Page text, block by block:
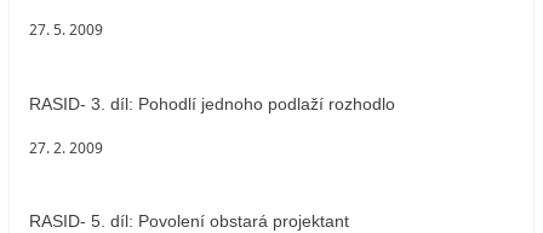
27. 5. 2009
RASID- 3. díl: Pohodlí jednoho podlaží rozhodlo
27. 2. 2009
RASID- 5. díl: Povolení obstará projektant